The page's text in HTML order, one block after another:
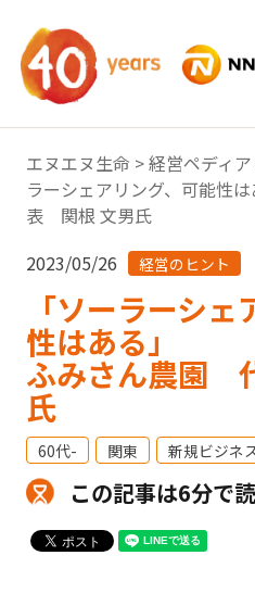
エヌエヌ生命 >経営ペディア
ラーシェアリング、可能性
表 関根 文男氏
2023/05/26
経営のヒント
「ソーラーシ
性はある」
ふみさん農園
氏
60代- 関東 新規ビジネ
この記事は6分で